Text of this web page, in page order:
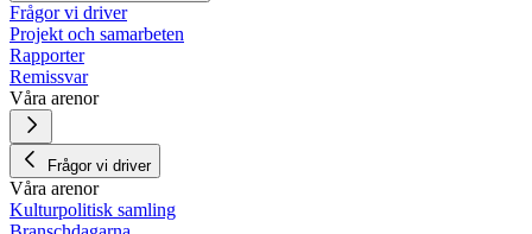
Frågor vi driver
Projekt och samarbeten
Rapporter
Remissvar
Våra arenor
Frågor vi driver
Våra arenor
Kulturpolitisk samling